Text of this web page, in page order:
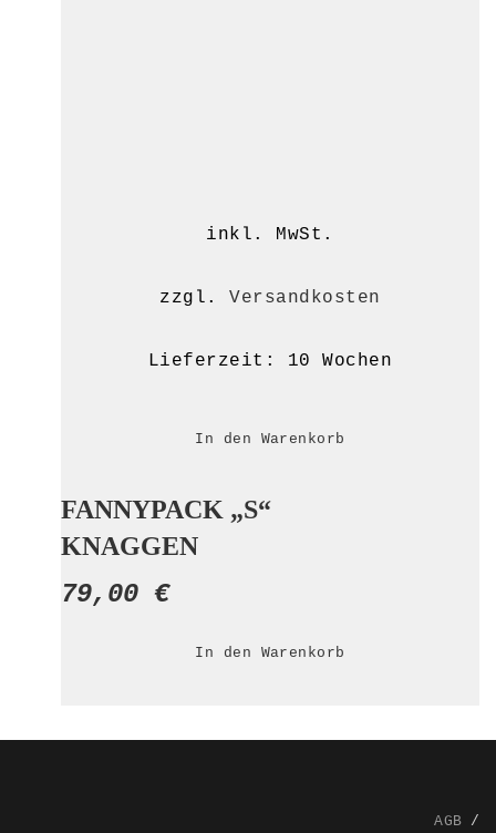
inkl. MwSt.
zzgl.Versandkosten
Lieferzeit: 10 Wochen
In den Warenkorb
FANNYPACK „S“
KNAGGEN
79,00 €
In den Warenkorb
AGB